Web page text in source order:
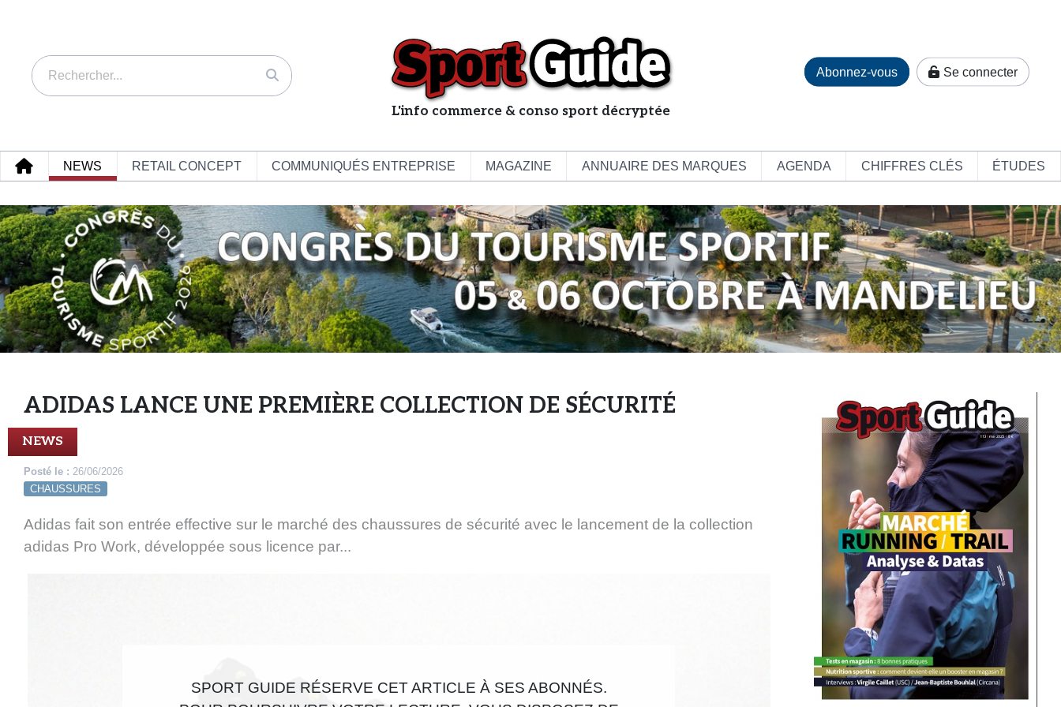
L'info commerce & conso sport décryptée
e
b
u
s
i
n
e
s
s
d
e
n
e
a
r
Abonnez-vous Se connecter
NEWS RETAIL CONCEPT COMMUNIQUÉS ENTREPRISE MAGAZINE ANNUAIRE DES MARQUES AGENDA CHIFFRES CLÉS ÉTUDES
ADIDAS LANCE UNE PREMIÈRE COLLECTION DE SÉCURITÉ
NEWS
Posté le : 26/06/2026
CHAUSSURES
SPORT GUIDE RÉSERVE CET ARTICLE À SES ABONNÉS.
Adidas fait son entrée effective sur le marché des chaussures de sécurité avec le lancement de la collection
adidas Pro Work, développée sous licence par...